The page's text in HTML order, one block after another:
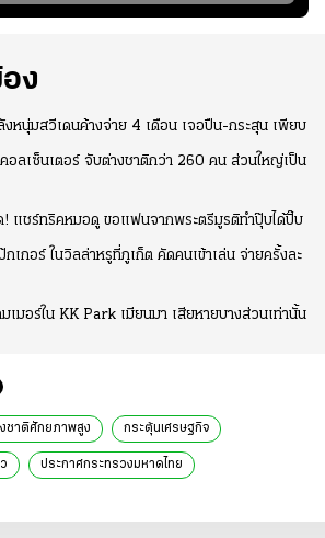
พยายามลงสนามให้
ความมั่นใจ
สุดๆ กับการเยือนไทย
ง
งหนุ่มสวีเดนค้างจ่าย 4 เดือน เจอปืน-กระสุน เพียบ
อลเซ็นเตอร์ จับต่างชาติกว่า 260 คน ส่วนใหญ่เป็น
! แชร์ทริคหมอดู ขอแฟนจากพระตรีมูรติทำปุ๊บได้ปั๊บ
เกอร์ ในวิลล่าหรูที่ภูเก็ต คัดคนเข้าเล่น จ่ายครั้งละ
มอร์ใน KK Park เมียนมา เสียหายบางส่วนเท่านั้น
ชาติศักยภาพสูง กระตุ้นเศรษฐกิจ
ประกาศกระทรวงมหาดไทย